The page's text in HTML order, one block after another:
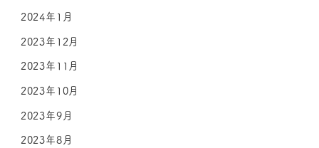
2024年1月
2023年12月
2023年11月
2023年10月
2023年9月
2023年8月